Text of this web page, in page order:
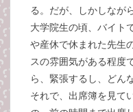
る。だが、しかしなが
大学院生の頃、バイト
や産休で休まれた先生
スの雰囲気がある程度
ら、緊張するし、どん
それで、出席簿を見て